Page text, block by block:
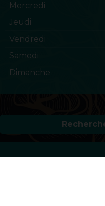
Mercredi
Jeudi
Vendredi
Samedi
Dimanche
Mentions légales Gestion